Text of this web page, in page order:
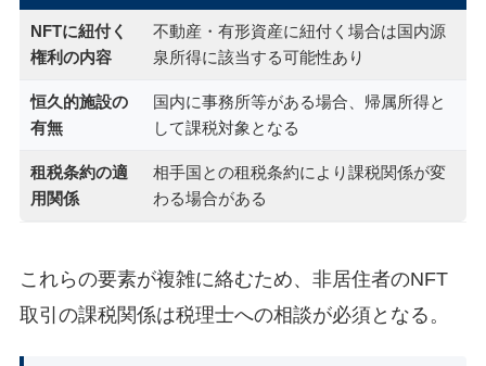
NFTに紐付く
権利の内容
不動産・有形資産に紐付く場合は国内源
泉所得に該当する可能性あり
恒久的施設の
有無
国内に事務所等がある場合、帰属所得と
して課税対象となる
租税条約の適
用関係
相手国との租税条約により課税関係が変
わる場合がある
これらの要素が複雑に絡むため、非居住者のNFT
取引の課税関係は税理士への相談が必須となる。